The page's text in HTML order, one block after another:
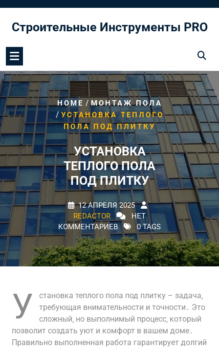
содержимому
Строительные Инструменты PRO
HOME /МОНТАЖ ПОЛА
/ УСТАНОВКА ТЕПЛОГО
ПОЛА ПОД ПЛИТКУ
УСТАНОВКА
ТЕПЛОГО ПОЛА
ПОД ПЛИТКУ
12 АПРЕЛЯ 2025
REDACTOR
НЕТ
КОММЕНТАРИЕВ
0 TAGS
У
становка теплого пола под плитку – задача‚
требующая внимательности и точности․ Это
сложный‚ но выполнимый процесс‚ который
позволит создать уют и комфорт в вашем доме․
Правильно выполненная работа гарантирует долгий